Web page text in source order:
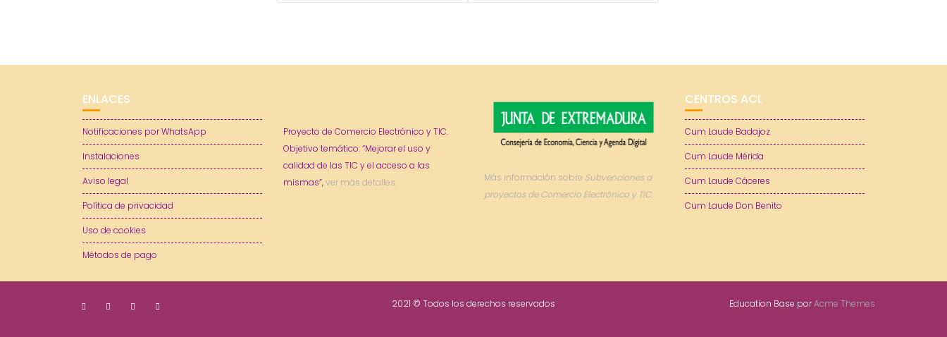
ENLACES
Notificaciones por WhatsApp
Instalaciones
Aviso legal
Política de privacidad
Uso de cookies
Métodos de pago
Proyecto de Comercio Electrónico y TIC.
Objetivo temático: “Mejorar el uso y
calidad de las TIC y el acceso a las
mismas”,ver más detalles. Más información sobre Subvenciones a
proyectos de Comercio Electrónico y TIC.
CENTROS ACL
Cum Laude Badajoz
Cum Laude Mérida
Cum Laude Cáceres
Cum Laude Don Benito
2021 © Todos los derechos reservados Education Base porAcme Themes